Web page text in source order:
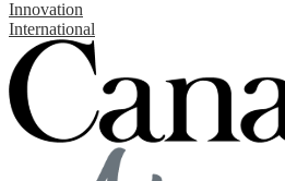
Innovation
International